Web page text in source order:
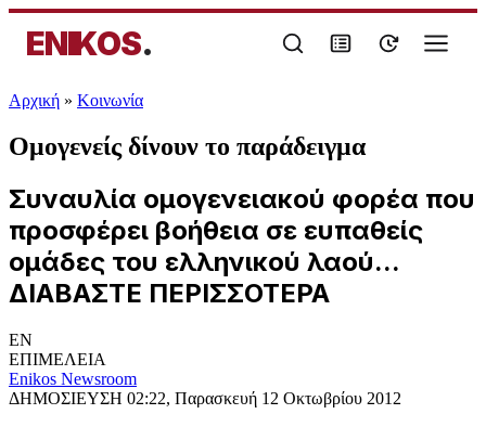
ENIKOS.
Αρχική » Κοινωνία
Ομογενείς δίνουν το παράδειγμα
Συναυλία ομογενειακού φορέα που
προσφέρει βοήθεια σε ευπαθείς
ομάδες του ελληνικού λαού...
ΔΙΑΒΑΣΤΕ ΠΕΡΙΣΣΟΤΕΡΑ
EN
ΕΠΙΜΕΛΕΙΑ
Enikos Newsroom
ΔΗΜΟΣΙΕΥΣΗ 02:22, Παρασκευή 12 Οκτωβρίου 2012